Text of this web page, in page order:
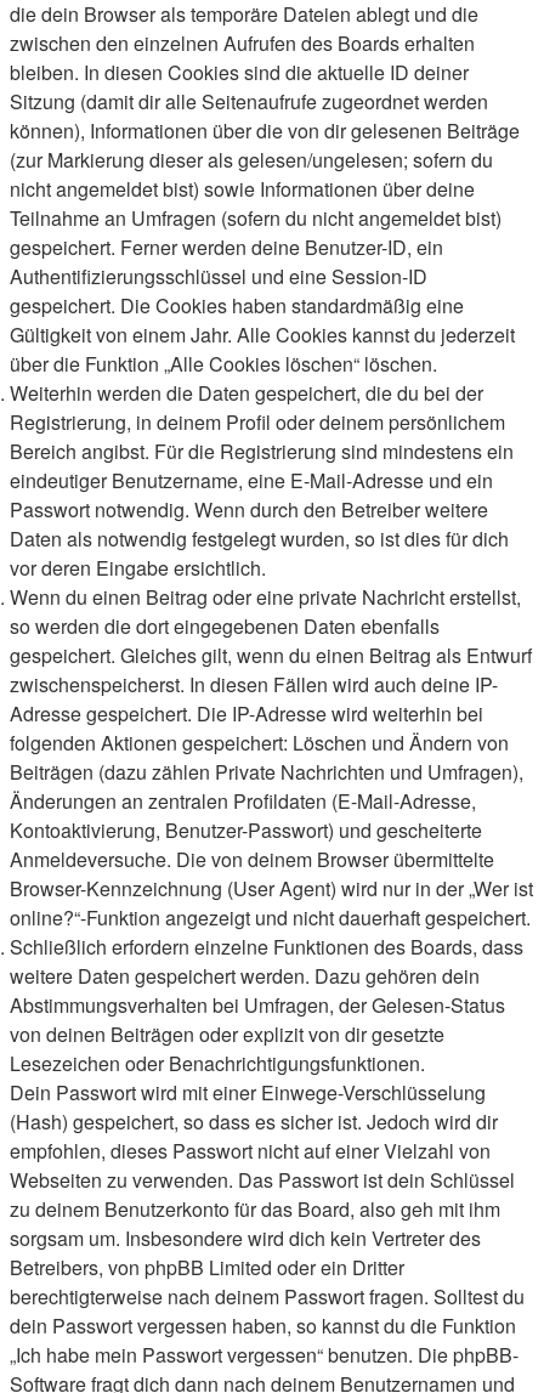
die dein Browser als temporäre Dateien ablegt und die
zwischen den einzelnen Aufrufen des Boards erhalten
bleiben. In diesen Cookies sind die aktuelle ID deiner
Sitzung (damit dir alle Seitenaufrufe zugeordnet werden
können), Informationen über die von dir gelesenen Beiträge
(zur Markierung dieser als gelesen/ungelesen; sofern du
nicht angemeldet bist) sowie Informationen über deine
Teilnahme an Umfragen (sofern du nicht angemeldet bist)
gespeichert. Ferner werden deine Benutzer-ID, ein
Authentifizierungsschlüssel und eine Session-ID
gespeichert. Die Cookies haben standardmäßig eine
Gültigkeit von einem Jahr. Alle Cookies kannst du jederzeit
über die Funktion „Alle Cookies löschen“ löschen.
Weiterhin werden die Daten gespeichert, die du bei der
Registrierung, in deinem Profil oder deinem persönlichem
Bereich angibst. Für die Registrierung sind mindestens ein
eindeutiger Benutzername, eine E-Mail-Adresse und ein
Passwort notwendig. Wenn durch den Betreiber weitere
Daten als notwendig festgelegt wurden, so ist dies für dich
vor deren Eingabe ersichtlich.
Wenn du einen Beitrag oder eine private Nachricht erstellst,
so werden die dort eingegebenen Daten ebenfalls
gespeichert. Gleiches gilt, wenn du einen Beitrag als Entwurf
zwischenspeicherst. In diesen Fällen wird auch deine IP-
Adresse gespeichert. Die IP-Adresse wird weiterhin bei
folgenden Aktionen gespeichert: Löschen und Ändern von
Beiträgen (dazu zählen Private Nachrichten und Umfragen),
Änderungen an zentralen Profildaten (E-Mail-Adresse,
Kontoaktivierung, Benutzer-Passwort) und gescheiterte
Anmeldeversuche. Die von deinem Browser übermittelte
Browser-Kennzeichnung (User Agent) wird nur in der „Wer ist
online?“-Funktion angezeigt und nicht dauerhaft gespeichert.
Schließlich erfordern einzelne Funktionen des Boards, dass
weitere Daten gespeichert werden. Dazu gehören dein
Abstimmungsverhalten bei Umfragen, der Gelesen-Status
von deinen Beiträgen oder explizit von dir gesetzte
Lesezeichen oder Benachrichtigungsfunktionen.
Dein Passwort wird mit einer Einwege-Verschlüsselung
(Hash) gespeichert, so dass es sicher ist. Jedoch wird dir
empfohlen, dieses Passwort nicht auf einer Vielzahl von
Webseiten zu verwenden. Das Passwort ist dein Schlüssel
zu deinem Benutzerkonto für das Board, also geh mit ihm
sorgsam um. Insbesondere wird dich kein Vertreter des
Betreibers, von phpBB Limited oder ein Dritter
berechtigterweise nach deinem Passwort fragen. Solltest du
dein Passwort vergessen haben, so kannst du die Funktion
„Ich habe mein Passwort vergessen“ benutzen. Die phpBB-
Software fragt dich dann nach deinem Benutzernamen und